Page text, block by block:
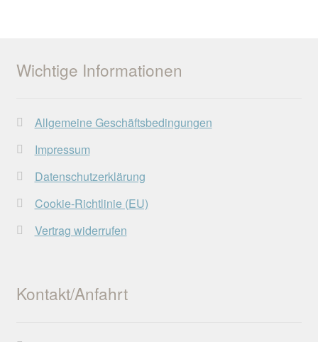
Wichtige Informationen
Allgemeine Geschäftsbedingungen
Impressum
Datenschutzerklärung
Cookie-Richtlinie (EU)
Vertrag widerrufen
Kontakt/Anfahrt